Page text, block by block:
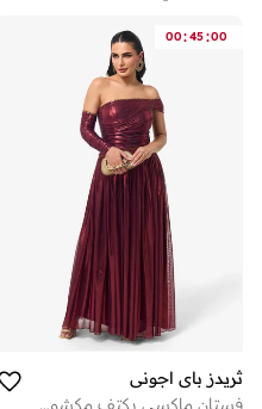
00:45:00
ثريدز باي اجوني
فستان ماكسي بكتف مكشوف وتفاصيل واسعة